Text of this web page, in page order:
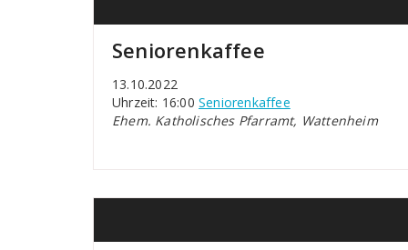
Seniorenkaffee
13.10.2022
Uhrzeit: 16:00 Seniorenkaffee
Ehem. Katholisches Pfarramt, Wattenheim